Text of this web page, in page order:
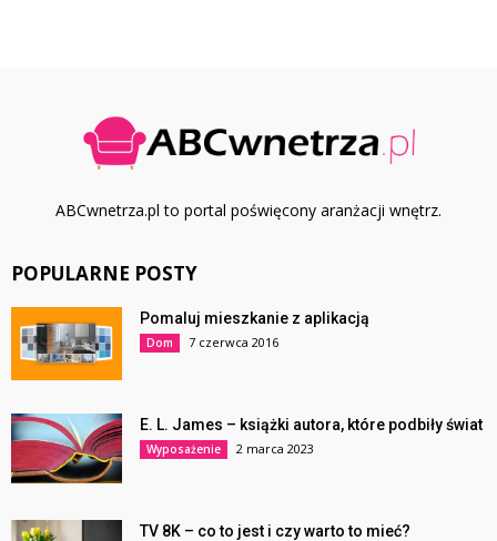
ABCwnetrza.pl to portal poświęcony aranżacji wnętrz.
POPULARNE POSTY
Pomaluj mieszkanie z aplikacją
Dom 7 czerwca 2016
E. L. James – książki autora, które podbiły świat
Wyposażenie 2 marca 2023
TV 8K – co to jest i czy warto to mieć?